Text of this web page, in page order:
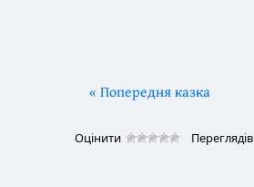
« Попередня казка
Оцінити Переглядів